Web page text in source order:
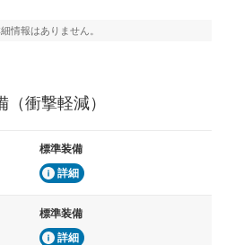
システム、プリテンショナーシートベ
情報はありません。
（衝撃軽減）
標準装備
詳細
標準装備
詳細